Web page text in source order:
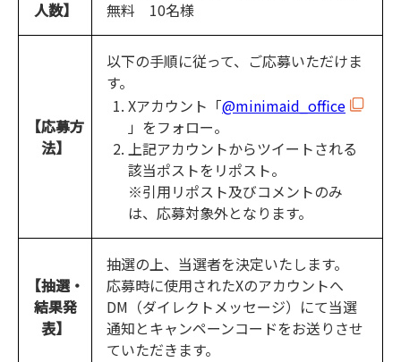
人数】
無料 10名様
【応募方
法】
以下の手順に従って、ご応募いただけま
す。
Xアカウント「@minimaid_office
」をフォロー。
上記アカウントからツイートされる
該当ポストをリポスト。
※引用リポスト及びコメントのみ
は、応募対象外となります。
【抽選・
結果発
表】
抽選の上、当選者を決定いたします。
応募時に使用されたXのアカウントへ
DM（ダイレクトメッセージ）にて当選
通知とキャンペーンコードをお送りさせ
ていただきます。